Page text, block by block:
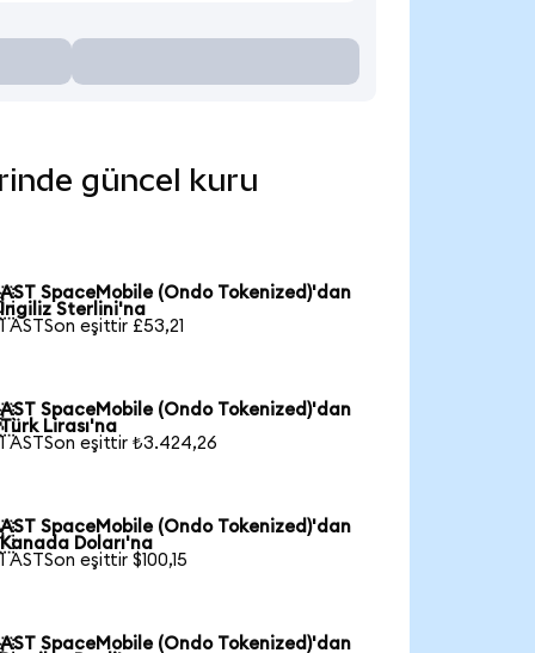
güncel kuru
AST SpaceMobile (Ondo Tokenized)'dan
İngiliz Sterlini'na
1 ASTSon eşittir £53,21
AST SpaceMobile (Ondo Tokenized)'dan
Türk Lirası'na
1 ASTSon eşittir ₺3.424,26
AST SpaceMobile (Ondo Tokenized)'dan
Kanada Doları'na
1 ASTSon eşittir $100,15
AST SpaceMobile (Ondo Tokenized)'dan